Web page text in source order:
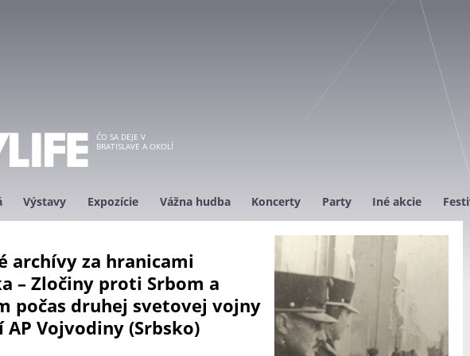
ČO SA DEJE V
BRATISLAVE A OKOLÍ
Výstavy Expozície Vážna hudba Koncerty Party Iné akcie
archívy za hranicami
– Zločiny proti Srbom a
počas druhej svetovej vojny
AP Vojvodiny (Srbsko)